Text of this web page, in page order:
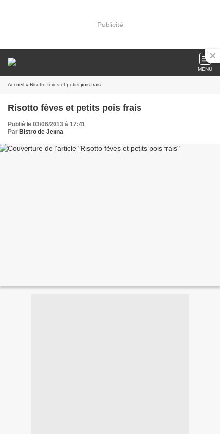
Publicité
MENU
Accueil » Risotto fèves et petits pois frais
Risotto fèves et petits pois frais
Publié le 03/06/2013 à 17:41
Par Bistro de Jenna